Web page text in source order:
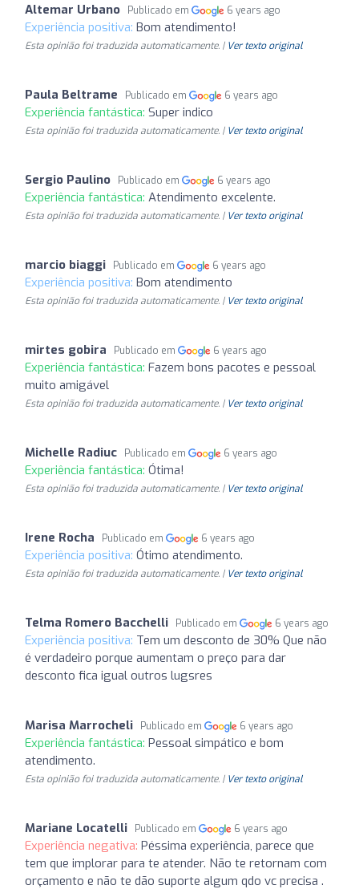
Altemar Urbano Publicado em 6 years ago
Experiência positiva: Bom atendimento!
Esta opinião foi traduzida automaticamente. | Ver texto original
Paula Beltrame Publicado em 6 years ago
Experiência fantástica: Super indico
Esta opinião foi traduzida automaticamente. | Ver texto original
Sergio Paulino Publicado em 6 years ago
Experiência fantástica: Atendimento excelente.
Esta opinião foi traduzida automaticamente. | Ver texto original
marcio biaggi Publicado em 6 years ago
Experiência positiva: Bom atendimento
Esta opinião foi traduzida automaticamente. | Ver texto original
mirtes gobira Publicado em 6 years ago
Experiência fantástica: Fazem bons pacotes e pessoal
muito amigável
Esta opinião foi traduzida automaticamente. | Ver texto original
Michelle Radiuc Publicado em 6 years ago
Experiência fantástica: Ótima!
Esta opinião foi traduzida automaticamente. | Ver texto original
Irene Rocha Publicado em 6 years ago
Experiência positiva: Ótimo atendimento.
Esta opinião foi traduzida automaticamente. | Ver texto original
Telma Romero Bacchelli Publicado em 6 years ago
Experiência positiva: Tem um desconto de 30% Que não
é verdadeiro porque aumentam o preço para dar
desconto fica igual outros lugsres
Marisa Marrocheli Publicado em 6 years ago
Experiência fantástica: Pessoal simpático e bom
atendimento.
Esta opinião foi traduzida automaticamente. | Ver texto original
Mariane Locatelli Publicado em 6 years ago
Experiência negativa: Péssima experiência, parece que
tem que implorar para te atender. Não te retornam com
orçamento e não te dão suporte algum qdo vc precisa .